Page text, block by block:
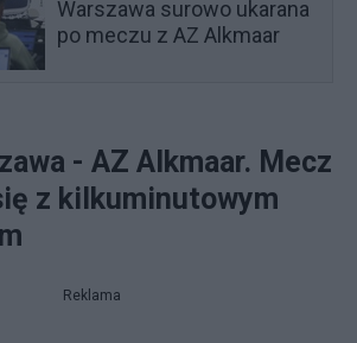
Warszawa surowo ukarana
po meczu z AZ Alkmaar
- AZ Alkmaar. Mecz
z kilkuminutowym
Reklama